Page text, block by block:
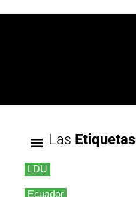
Las Etiquetas
LDU
Ecuador